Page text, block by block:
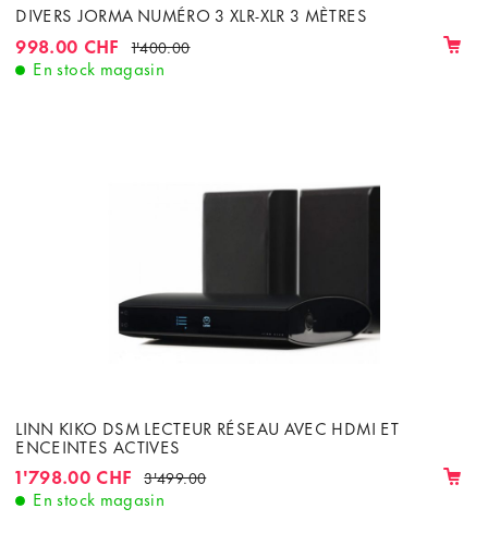
DIVERS JORMA NUMÉRO 3 XLR-XLR 3 MÈTRES
998.00 CHF 1'400.00
En stock magasin
LINN KIKO DSM LECTEUR RÉSEAU AVEC HDMI ET
ENCEINTES ACTIVES
1'798.00 CHF 3'499.00
En stock magasin